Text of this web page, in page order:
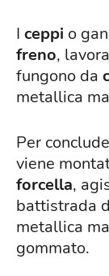
I ceppi o
freno,
fungono da
metallica
Per
viene
forcella,
battistrada
metallica
gommato.